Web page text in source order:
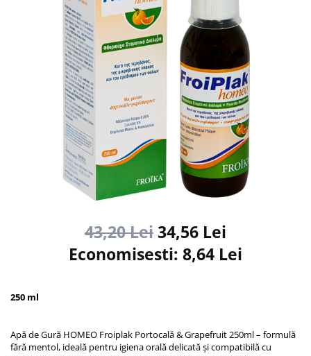
43,20 Lei34,56 Lei
Economisesti: 8,64 Lei
250 ml
Apă de Gură HOMEO Froiplak Portocală & Grapefruit 250ml – formulă
fără mentol, ideală pentru igiena orală delicată și compatibilă cu